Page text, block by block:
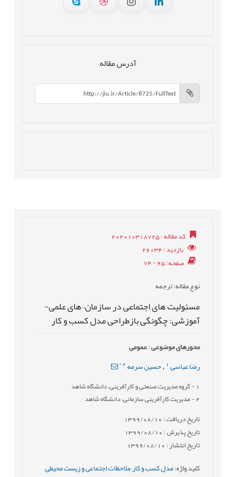
آدرس مقاله
کد مقاله: 202010318725
بازدید: 26034
صفحه: 65 - 74
نوع مقاله: ترجمه
مسئولیت های اجتماعی در سازمان¬های علمی-
آموزشی: چگونگی بازطراحی مدل کسب و کار
محورهای موضوعی:عمومى
رضا عباسی , حسین سرمه2
*
- گروه مدیریت صنعتی و کارآفرینی، دانشگاه شاهد
2- مدیریت کارآفرینی سازمانی، دانشگاه شاهد
تاریخ دریافت : 1399/08/10
تاریخ پذیرش : 1399/08/10
تاریخ انتشار : 1399/08/10
کلید واژه:مدل کسب و کار,ملاحظات اجتماعی و زیست محیطی,